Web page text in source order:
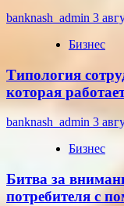
banknash_admin 3
Бизнес
Типология
которая
banknash_admin 3
Бизнес
Битва за
потребителя с